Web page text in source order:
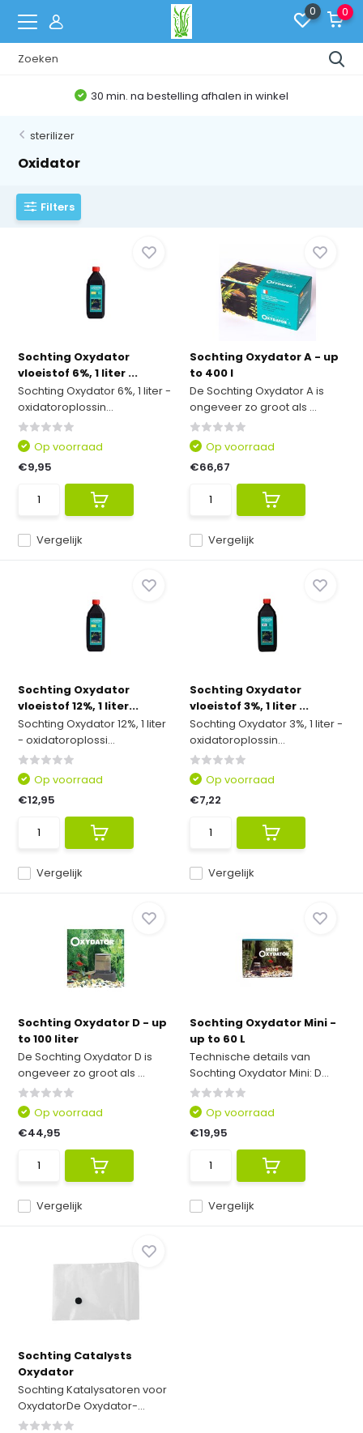
0 0
30 min. na bestelling afhalen in winkel
sterilizer
Oxidator
Filters
Sochting Oxydator
vloeistof 6%, 1 liter ...
Sochting Oxydator 6%, 1 liter -
oxidatoroplossin...
Vergelijk
Op voorraad
€9,95
Sochting Oxydator A - up
to 400 l
De Sochting Oxydator A is
ongeveer zo groot als ...
Vergelijk
Op voorraad
€66,67
Sochting Oxydator
vloeistof 12%, 1 liter...
Sochting Oxydator 12%, 1 liter
- oxidatoroplossi...
Vergelijk
Op voorraad
€12,95
Sochting Oxydator
vloeistof 3%, 1 liter ...
Sochting Oxydator 3%, 1 liter -
oxidatoroplossin...
Vergelijk
Op voorraad
€7,22
Sochting Oxydator D - up
to 100 liter
De Sochting Oxydator D is
ongeveer zo groot als ...
Vergelijk
Op voorraad
€44,95
Sochting Oxydator Mini -
up to 60 L
Technische details van
Sochting Oxydator Mini: D...
Vergelijk
Op voorraad
€19,95
Sochting Catalysts
Oxydator
Sochting Katalysatoren voor
OxydatorDe Oxydator-...